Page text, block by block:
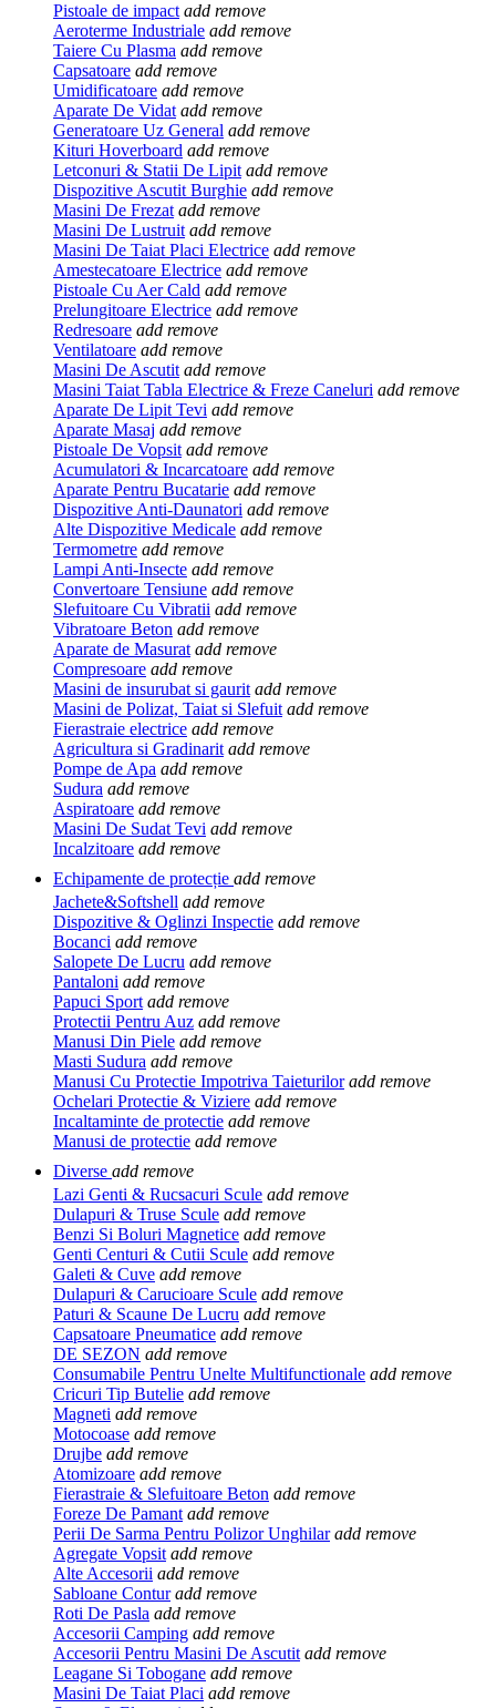
Pistoale de impact add remove
Aeroterme Industriale add remove
Taiere Cu Plasma add remove
Capsatoare add remove
Umidificatoare add remove
Aparate De Vidat add remove
Generatoare Uz General add remove
Kituri Hoverboard add remove
Letconuri & Statii De Lipit add remove
Dispozitive Ascutit Burghie add remove
Masini De Frezat add remove
Masini De Lustruit add remove
Masini De Taiat Placi Electrice add remove
Amestecatoare Electrice add remove
Pistoale Cu Aer Cald add remove
Prelungitoare Electrice add remove
Redresoare add remove
Ventilatoare add remove
Masini De Ascutit add remove
Masini Taiat Tabla Electrice & Freze Caneluri add remove
Aparate De Lipit Tevi add remove
Aparate Masaj add remove
Pistoale De Vopsit add remove
Acumulatori & Incarcatoare add remove
Aparate Pentru Bucatarie add remove
Dispozitive Anti-Daunatori add remove
Alte Dispozitive Medicale add remove
Termometre add remove
Lampi Anti-Insecte add remove
Convertoare Tensiune add remove
Slefuitoare Cu Vibratii add remove
Vibratoare Beton add remove
Aparate de Masurat add remove
Compresoare add remove
Masini de insurubat si gaurit add remove
Masini de Polizat, Taiat si Slefuit add remove
Fierastraie electrice add remove
Agricultura si Gradinarit add remove
Pompe de Apa add remove
Sudura add remove
Aspiratoare add remove
Masini De Sudat Tevi add remove
Incalzitoare add remove
Echipamente de protecție add remove
Jachete&Softshell add remove
Dispozitive & Oglinzi Inspectie add remove
Bocanci add remove
Salopete De Lucru add remove
Pantaloni add remove
Papuci Sport add remove
Protectii Pentru Auz add remove
Manusi Din Piele add remove
Masti Sudura add remove
Manusi Cu Protectie Impotriva Taieturilor add remove
Ochelari Protectie & Viziere add remove
Incaltaminte de protectie add remove
Manusi de protectie add remove
Diverse add remove
Lazi Genti & Rucsacuri Scule add remove
Dulapuri & Truse Scule add remove
Benzi Si Boluri Magnetice add remove
Genti Centuri & Cutii Scule add remove
Galeti & Cuve add remove
Dulapuri & Carucioare Scule add remove
Paturi & Scaune De Lucru add remove
Capsatoare Pneumatice add remove
DE SEZON add remove
Consumabile Pentru Unelte Multifunctionale add remove
Cricuri Tip Butelie add remove
Magneti add remove
Motocoase add remove
Drujbe add remove
Atomizoare add remove
Fierastraie & Slefuitoare Beton add remove
Foreze De Pamant add remove
Perii De Sarma Pentru Polizor Unghilar add remove
Agregate Vopsit add remove
Alte Accesorii add remove
Sabloane Contur add remove
Roti De Pasla add remove
Accesorii Camping add remove
Accesorii Pentru Masini De Ascutit add remove
Leagane Si Tobogane add remove
Masini De Taiat Placi add remove